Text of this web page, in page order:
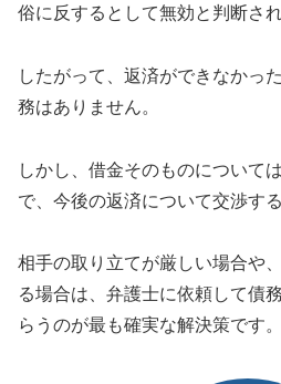
俗に反するとして無効と判断さ
したがって、返済ができなかっ
務はありません。
しかし、借金そのものについて
で、今後の返済について交渉す
相手の取り立てが厳しい場合や
る場合は、弁護士に依頼して債
らうのが最も確実な解決策です。